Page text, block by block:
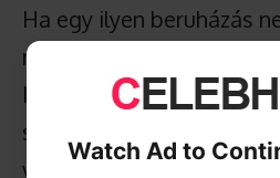
Ha egy ilyen beruházás
munkavállalót, az
Hatással lehet a helyi
szolgáltatókra, a térségi
végső soron az adott
Watch Ad to